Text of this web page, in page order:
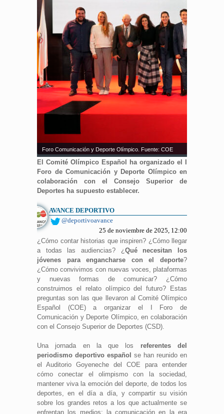
Foro Comunicación y Deporte Olímpico. Fuente: COE
El Comité Olímpico Español ha organizado el I
Foro de Comunicación y Deporte Olímpico en
colaboración con el Consejo Superior de
Deportes ha supuesto establecer.
AVANCE DEPORTIVO
@deportivoavance
25 de noviembre de 2025, 12:00
¿Cómo contar historias que inspiren? ¿Cómo llegar
a todas las audiencias? ¿ Qué necesitan los
jóvenes para engancharse con el deporte?
¿Cómo convivimos con nuevas voces, plataformas
y nuevas formas de comunicar? ¿Cómo
construimos el relato olímpico del futuro? Estas
preguntas son las que llevaron al Comité Olímpico
Español (COE) a organizar el I Foro de
Comunicación y Deporte Olímpico, en colaboración
con el Consejo Superior de Deportes (CSD).
Una jornada en la que los referentes del
periodismo deportivo español se han reunido en
el Auditorio Goyeneche del COE para entender
cómo conectar el olimpismo con la sociedad,
mantener viva la emoción del deporte, de todos los
deportes, en el día a día, y compartir su visión
sobre los grandes retos a los que actualmente se
enfrentan los medios: la comunicación en la era